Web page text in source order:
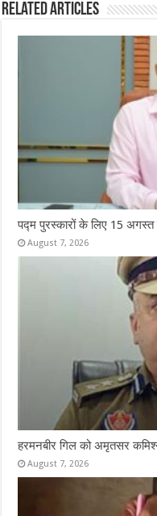
Related Articles
पद्म पुरस्कारों के लिए 15
August 7, 2026
हरमनबीर गिल को अमृतसर
August 7, 2026